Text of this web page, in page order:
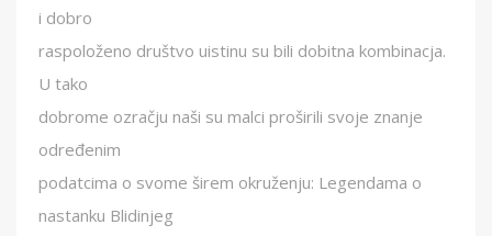
i dobro
raspoloženo društvo uistinu su bili dobitna kombinacja.
U tako
dobrome ozračju naši su malci proširili svoje znanje
određenim
podatcima o svome širem okruženju: Legendama o
nastanku Blidinjeg